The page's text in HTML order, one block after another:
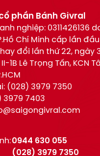
phần Bánh Givral
nghiệp: 0311426136
Chí Minh cấp lần đầu
đổi lần thứ 22, ngày
1B Lê Trọng Tấn, KCN
(028) 3979 7350
3979 7403
0944 630 055
(028) 3979 7350